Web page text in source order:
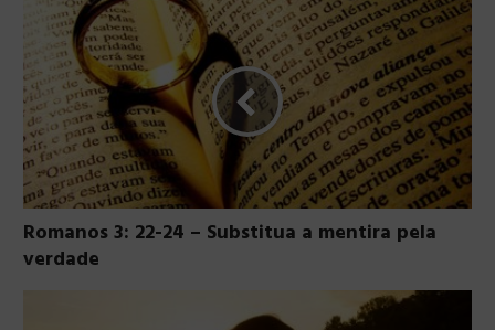
Romanos 3: 22-24 – Substitua a mentira pela
verdade